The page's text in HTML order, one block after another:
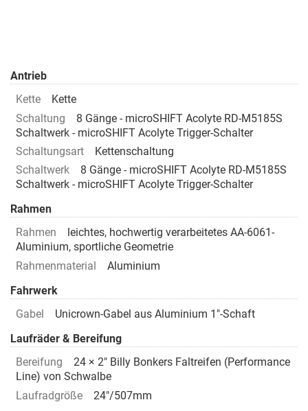
Antrieb
Kette
Kette
Schaltung
8 Gänge - microSHIFT Acolyte RD-M5185S
Schaltwerk - microSHIFT Acolyte Trigger-Schalter
Schaltungsart
Kettenschaltung
Schaltwerk
8 Gänge - microSHIFT Acolyte RD-M5185S
Schaltwerk - microSHIFT Acolyte Trigger-Schalter
Rahmen
Rahmen
leichtes, hochwertig verarbeitetes AA-6061-
Aluminium, sportliche Geometrie
Rahmenmaterial
Aluminium
Fahrwerk
Gabel
Unicrown-Gabel aus Aluminium 1"-Schaft
Laufräder & Bereifung
Bereifung
24 × 2" Billy Bonkers Faltreifen (Performance
Line) von Schwalbe
Laufradgröße
24"/507mm